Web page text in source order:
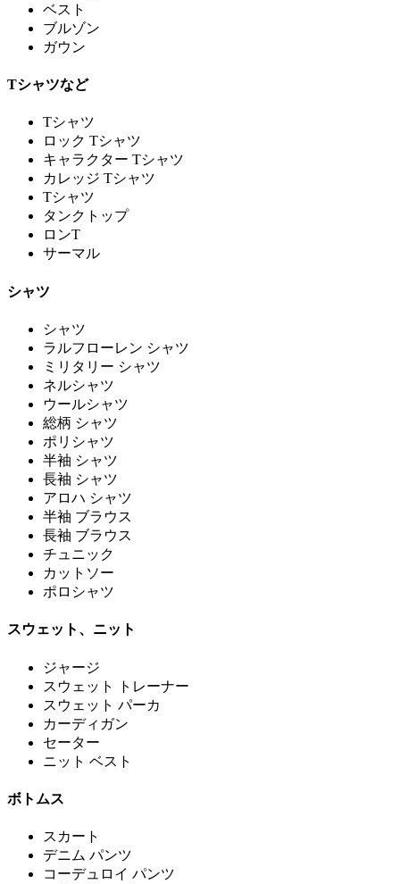
ベスト
ブルゾン
ガウン
Tシャツなど
Tシャツ
ロック Tシャツ
キャラクター Tシャツ
カレッジ Tシャツ
Tシャツ
タンクトップ
ロンT
サーマル
シャツ
シャツ
ラルフローレン シャツ
ミリタリー シャツ
ネルシャツ
ウールシャツ
総柄 シャツ
ポリシャツ
半袖 シャツ
長袖 シャツ
アロハ シャツ
半袖 ブラウス
長袖 ブラウス
チュニック
カットソー
ポロシャツ
スウェット、ニット
ジャージ
スウェット トレーナー
スウェット パーカ
カーディガン
セーター
ニット ベスト
ボトムス
スカート
デニム パンツ
コーデュロイ パンツ